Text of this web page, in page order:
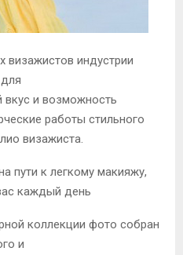
индустрии
и возможность
работы стильного
визажиста.
пути к легкому макияжу,
каждый день
коллекции фото собран
и